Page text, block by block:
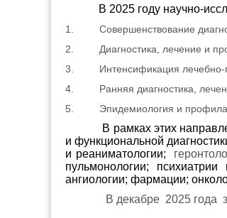
В 2025 году научно-
1. Совершенствование
2. Диагностика, лечение и
3. Интенсификация лечебно-
4. Ранняя диагностика,
5. Эпидемиология и
В рамках этих
и функциональной
и реаниматологии;
пульмонологии;
ангиологии; фармации;
В декабре 2025 года